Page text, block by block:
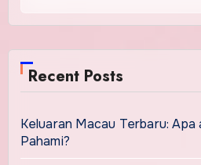
Recent Posts
Keluaran Macau Terbaru: Apa
Pahami?